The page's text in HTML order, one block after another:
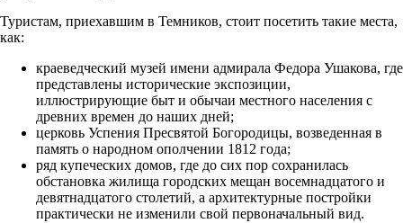
Туристам, приехавшим в Темников, стоит посетить такие места,
как:
краеведческий музей имени адмирала Федора Ушакова, где
представлены исторические экспозиции,
иллюстрирующие быт и обычаи местного населения с
древних времен до наших дней;
церковь Успения Пресвятой Богородицы, возведенная в
память о народном ополчении 1812 года;
ряд купеческих домов, где до сих пор сохранилась
обстановка жилища городских мещан восемнадцатого и
девятнадцатого столетий, а архитектурные постройки
практически не изменили свой первоначальный вид.